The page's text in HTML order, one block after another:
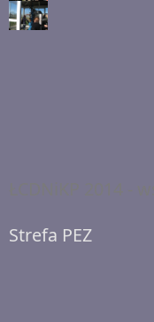
Strefa PEZ